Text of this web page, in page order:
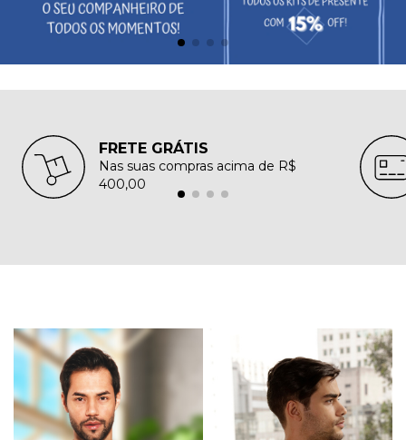
FRETE GRÁTIS
Nas suas compras acima de R$
400,00